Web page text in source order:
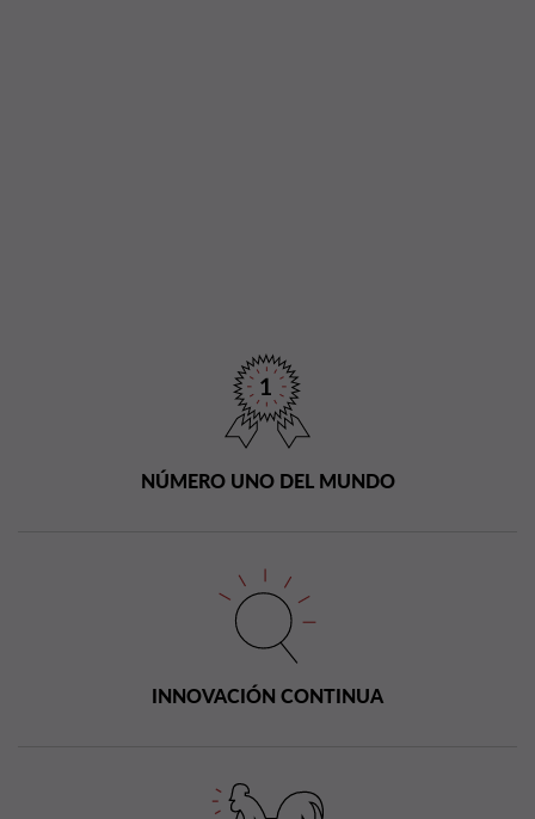
NÚMERO UNO DEL MUNDO
INNOVACIÓN CONTINUA